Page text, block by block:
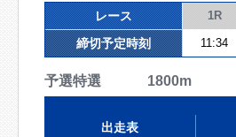
レース 1R
締切予定時刻 11:34
予選特選 1800m
出走表